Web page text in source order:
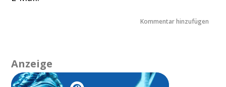
Anzeige